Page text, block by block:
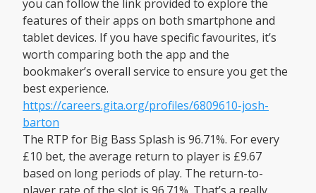
you can follow the link provided to explore the
features of their apps on both smartphone and
tablet devices. If you have specific favourites, it’s
worth comparing both the app and the
bookmaker’s overall service to ensure you get the
best experience.
https://careers.gita.org/profiles/6809610-josh-
barton
The RTP for Big Bass Splash is 96.71%. For every
£10 bet, the average return to player is £9.67
based on long periods of play. The return-to-